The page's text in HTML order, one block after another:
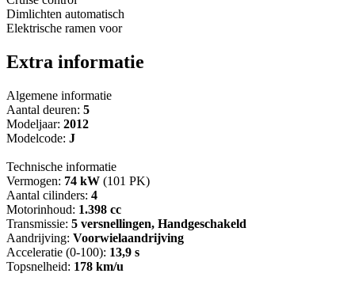
Dimlichten automatisch
Elektrische ramen voor
Extra informatie
Algemene informatie
Aantal deuren: 5
Modeljaar: 2012
Modelcode: J
Technische informatie
Vermogen: 74 kW (101 PK)
Aantal cilinders: 4
Motorinhoud: 1.398 cc
Transmissie: 5 versnellingen, Handgeschakeld
Aandrijving: Voorwielaandrijving
Acceleratie (0-100): 13,9 s
Topsnelheid: 178 km/u